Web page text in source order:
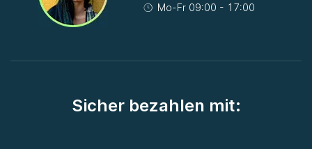
Mo-Fr 09:00 - 17:00
Sicher bezahlen mit: